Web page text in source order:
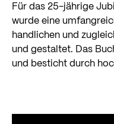
Für das 25-jährige
wurde eine
handlichen und
und gestaltet. Das
und besticht durch